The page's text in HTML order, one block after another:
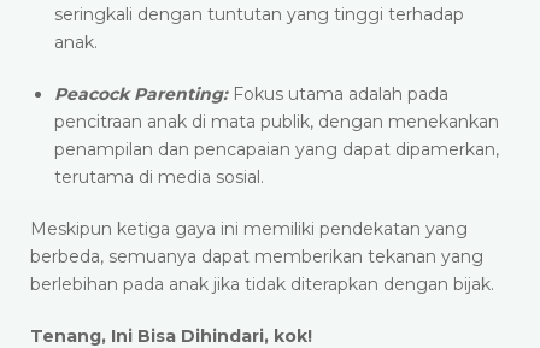
seringkali dengan tuntutan yang tinggi terhadap
anak.​
Peacock Parenting: Fokus utama adalah pada
pencitraan anak di mata publik, dengan menekankan
penampilan dan pencapaian yang dapat dipamerkan,
terutama di media sosial.​
Meskipun ketiga gaya ini memiliki pendekatan yang
berbeda, semuanya dapat memberikan tekanan yang
berlebihan pada anak jika tidak diterapkan dengan bijak.
Tenang, Ini Bisa Dihindari, kok!